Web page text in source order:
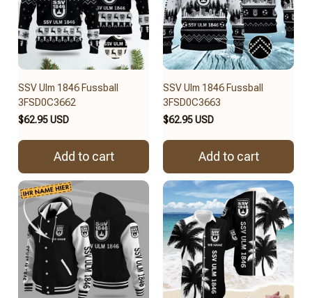
SSV Ulm 1846 Fussball
3FSD0C3662
$62.95 USD
Add to cart
SSV Ulm 1846 Fussball
3FSD0C3663
$62.95 USD
Add to cart